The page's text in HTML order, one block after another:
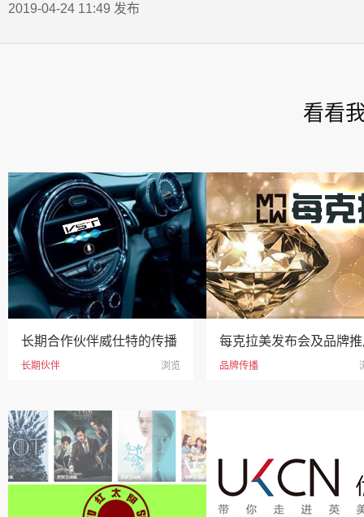
2019-04-24 11:49 发布
看看
长期合作伙伴威仕特的传播
长期伙伴 浏览
每克拉美发布会及品牌
品牌传播